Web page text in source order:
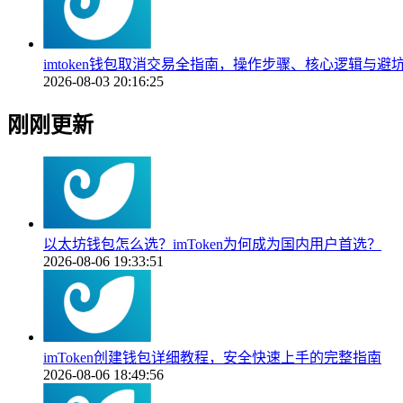
imtoken钱包取消交易全指南，操作步骤、核心逻辑与避
2026-08-03 20:16:25
刚刚更新
以太坊钱包怎么选？imToken为何成为国内用户首选？
2026-08-06 19:33:51
imToken创建钱包详细教程，安全快速上手的完整指南
2026-08-06 18:49:56